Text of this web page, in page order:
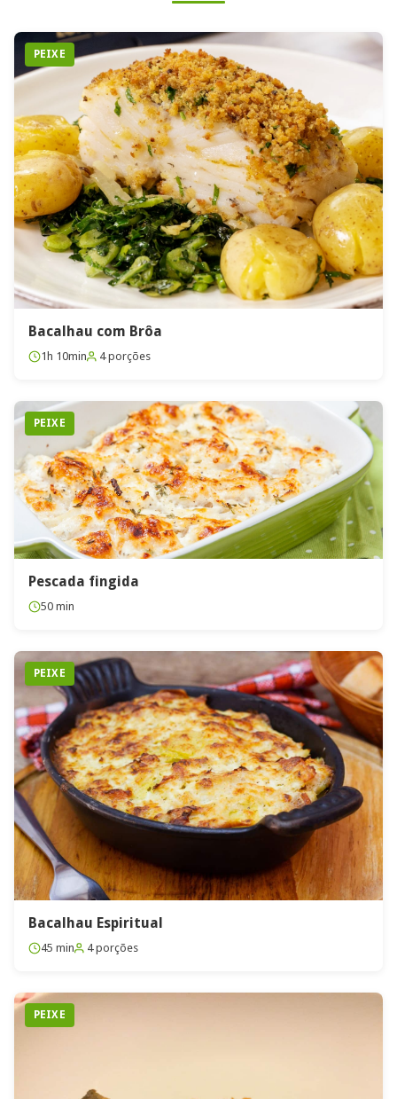
PEIXE
Bacalhau com Brôa
1h 10min 4 porções
PEIXE
Pescada fingida
50 min
PEIXE
Bacalhau Espiritual
45 min 4 porções
PEIXE